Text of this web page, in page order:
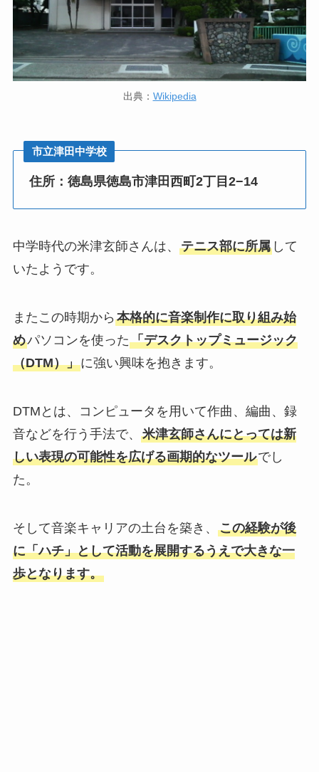
出典： Wikipedia
市立津田中学校
住所：徳島県徳島市津田西町2丁目2−14
中学時代の米津玄師さんは、 テニス部に所属して
いたようです。
またこの時期から 本格的に音楽制作に取り組み始
めパソコンを使った「デスクトップミュージック
（DTM）」に強い興味を抱きます。
DTMとは、コンピュータを用いて作曲、編曲、録
音などを行う手法で、 米津玄師さんにとっては新
しい表現の可能性を広げる画期的なツールでし
た。
そして音楽キャリアの土台を築き、 この経験が後
に「ハチ」として活動を展開するうえで大きな一
歩となります。